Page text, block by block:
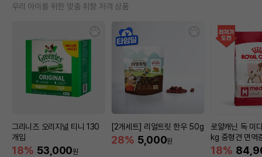
우리 아이를 위한 맞춤 취향 저격 상품
그리니즈 오리지널 티니 130
개입
18% 53,000원
[2개세트] 리얼트릿 한우 50g
28% 5,000원
로얄캐닌 독 미
kg 중형견 면역
18%